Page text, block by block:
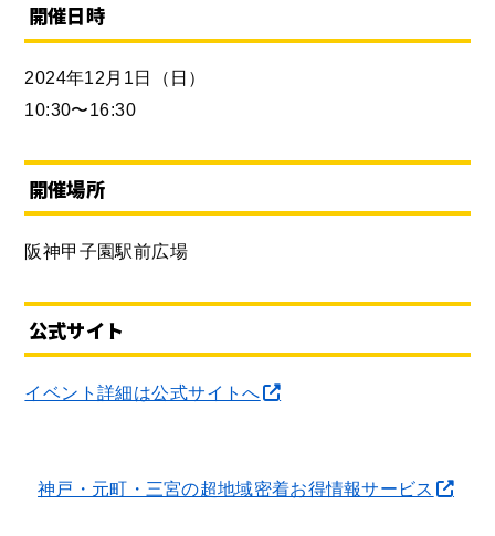
開催日時
2024年12月1日（日）
10:30〜16:30
開催場所
阪神甲子園駅前広場
公式サイト
イベント詳細は公式サイトへ
神戸・元町・三宮の超地域密着お得情報サービス